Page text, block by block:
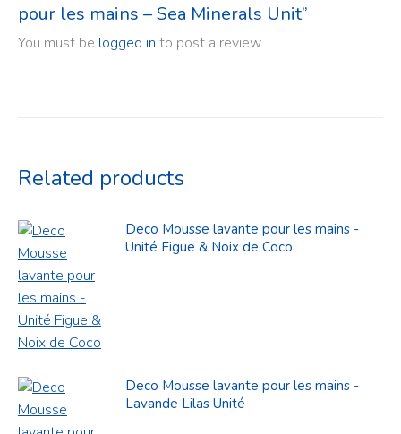
pour les mains – Sea Minerals Unit”
You must be logged in to post a review.
Related products
Deco Mousse lavante pour les mains -
Unité Figue & Noix de Coco
Deco Mousse lavante pour les mains -
Lavande Lilas Unité